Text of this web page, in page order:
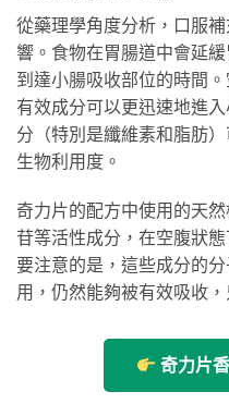
從藥理學角度分析，口服
響。食物在胃腸道中會延
到達小腸吸收部位的時間
有效成分可以更迅速地進
分（特別是纖維素和脂肪
生物利用度。
奇力片的配方中使用的天
苷等活性成分，在空腹狀
要注意的是，這些成分的
用，仍然能夠被有效吸收
奇力片